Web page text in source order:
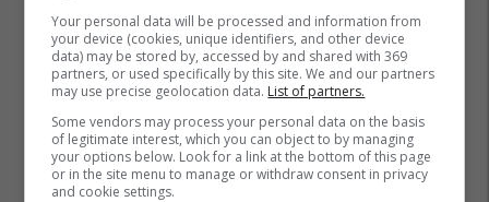
Your personal data will be processed and information from
your device (cookies, unique identifiers, and other device
data) may be stored by, accessed by and shared with 369
partners, or used specifically by this site. We and our partners
may use precise geolocation data. List of partners.
Some vendors may process your personal data on the basis
of legitimate interest, which you can object to by managing
your options below. Look for a link at the bottom of this page
or in the site menu to manage or withdraw consent in privacy
and cookie settings.